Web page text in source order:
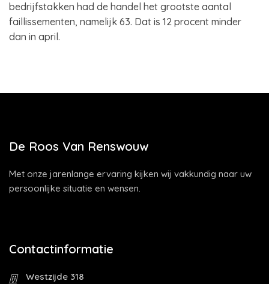
bedrijfstakken had de handel het grootste aantal
faillissementen, namelijk 63. Dat is 12 procent minder
dan in april.
De Roos Van Renswouw
Met onze jarenlange ervaring kijken wij vakkundig naar uw
persoonlijke situatie en wensen.
Contactinformatie
Westzijde 318